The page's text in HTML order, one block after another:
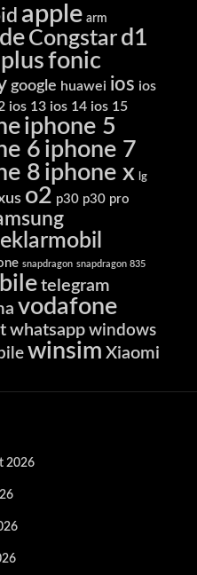
apple arm
Congstar d1
fonic
google huawei ios ios
ios 13 ios 14 ios 15
iphone 5
6 iphone 7
8 iphone x lg
o2 p30 p30 pro
snapdragon snapdragon 835
telegram
vodafone
whatsapp windows
winsim Xiaomi
2026